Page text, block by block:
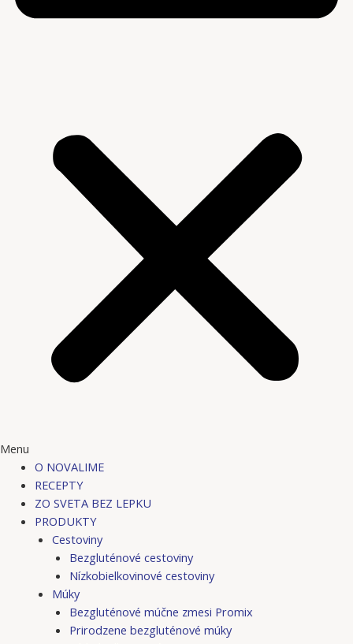
Menu
O NOVALIME
RECEPTY
ZO SVETA BEZ LEPKU
PRODUKTY
Cestoviny
Bezgluténové cestoviny
Nízkobielkovinové cestoviny
Múky
Bezgluténové múčne zmesi Promix
Prirodzene bezgluténové múky